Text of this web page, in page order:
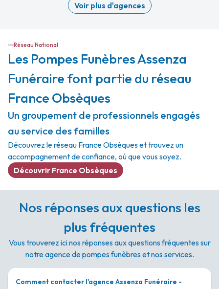
Voir plus d'agences
Réseau National
Les Pompes Funèbres Assenza
Funéraire font partie du réseau
France Obsèques
Un groupement de professionnels engagés
au service des familles
Découvrez le réseau France Obsèques et trouvez un
accompagnement de confiance, où que vous soyez.
Découvrir France Obsèques
Nos réponses aux questions les
plus fréquentes
Vous trouverez ici nos réponses aux questions fréquentes sur
notre agence de pompes funèbres et nos services.
Comment contacter l'agence Assenza Funéraire -